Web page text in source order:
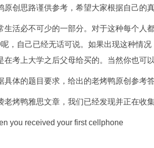
原创思路谨供参考，希望大家根据自己的
生活必不可少的一部分。对于这种每个人
，自己已经无话可说。如果出现这种情
考上大学之后父母给买的。当然你也可
具体的题目要求，给出的老烤鸭原创参考答
老烤鸭雅思文章，我们已经发现并正在收集
you received your first cellphone